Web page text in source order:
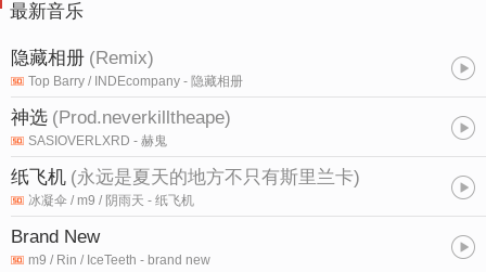
最新音乐
隐藏相册 (Remix)
Top Barry / INDEcompany - 隐藏相册
神选 (Prod.neverkilltheape)
SASIOVERLXRD - 赫鬼
纸飞机 (永远是夏天的地方不只有斯里兰卡)
冰凝伞 / m9 / 阴雨天 - 纸飞机
Brand New
m9 / Rin / IceTeeth - brand new